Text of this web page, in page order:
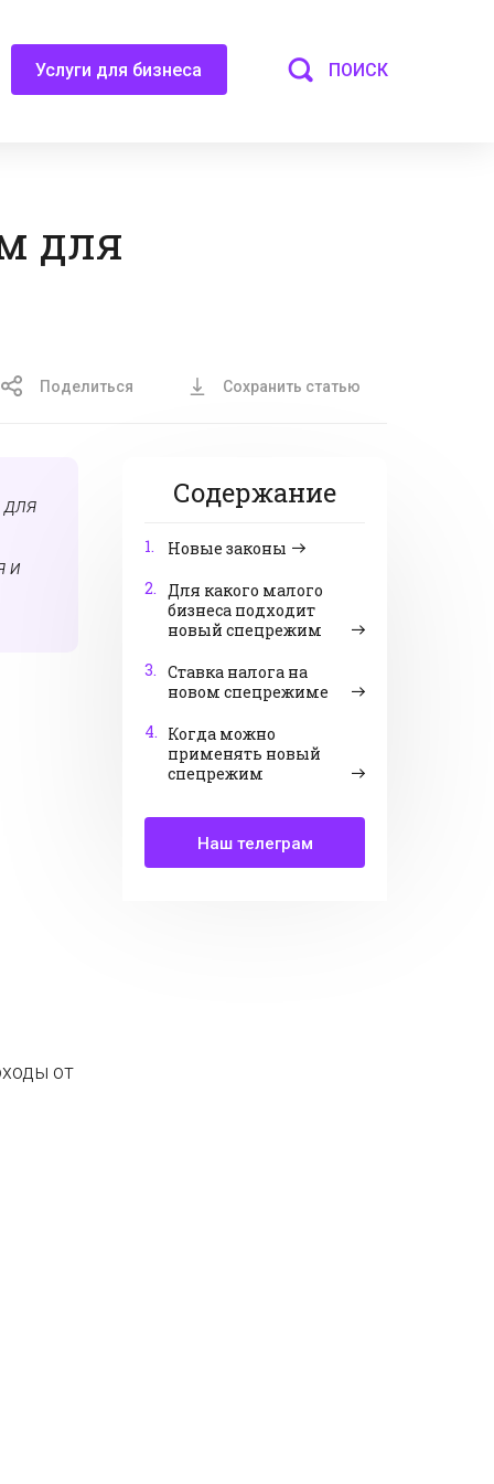
Услуги для бизнеса ПОИСК
для
Поделиться Сохранить статью
Содержание
1.
Новые законы
2. Для какого малого
бизнеса подходит
новый спецрежим
3. Ставка налога на
новом спецрежиме
4. Когда можно
применять новый
спецрежим
Наш телеграм
для
и
от